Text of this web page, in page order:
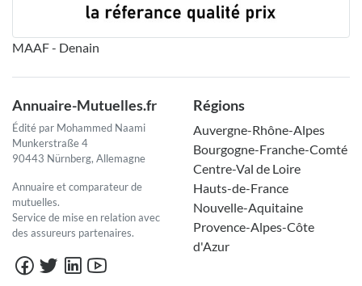
MAAF - Denain
Annuaire-Mutuelles.fr
Édité par Mohammed Naami
Munkerstraße 4
90443 Nürnberg, Allemagne
Annuaire et comparateur de
mutuelles.
Service de mise en relation avec
des assureurs partenaires.
Régions
Auvergne-Rhône-Alpes
Bourgogne-Franche-Comté
Centre-Val de Loire
Hauts-de-France
Nouvelle-Aquitaine
Provence-Alpes-Côte
d'Azur